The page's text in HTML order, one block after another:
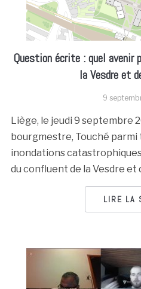
Question écrite : quel avenir
la Vesdre et
9
Liège, le jeudi 9 septembre
bourgmestre, Touché parmi
inondations
du confluent de la Vesdre et
LIRE LA